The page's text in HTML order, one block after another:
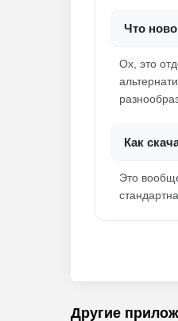
Что
Ох, это
Как
Это
Другие